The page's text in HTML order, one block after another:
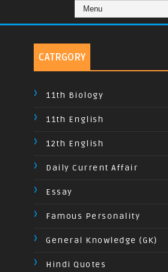
CATRGORY
11th Biology
11th English
12th English
Daily Current Affair
Essay
Famous Personality
General Knowledge (GK)
Hindi Quotes